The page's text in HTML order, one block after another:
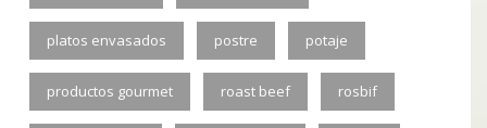
platos envasados postre potaje
productos gourmet roast beef rosbif